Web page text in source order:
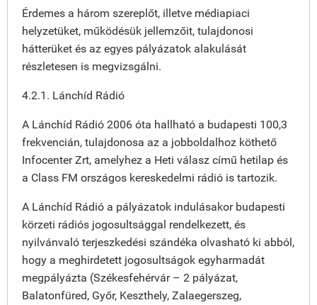
Érdemes a három szereplőt, illetve médiapiaci
helyzetüket, működésük jellemzőit, tulajdonosi
hátterüket és az egyes pályázatok alakulását
részletesen is megvizsgálni.
4.2.1. Lánchíd Rádió
A Lánchíd Rádió 2006 óta hallható a budapesti 100,3
frekvencián, tulajdonosa az a jobboldalhoz köthető
Infocenter Zrt, amelyhez a Heti válasz című hetilap és
a Class FM országos kereskedelmi rádió is tartozik.
A Lánchíd Rádió a pályázatok indulásakor budapesti
körzeti rádiós jogosultsággal rendelkezett, és
nyilvánvaló terjeszkedési szándéka olvasható ki abból,
hogy a meghirdetett jogosultságok egyharmadát
megpályázta (Székesfehérvár – 2 pályázat,
Balatonfüred, Győr, Keszthely, Zalaegerszeg,